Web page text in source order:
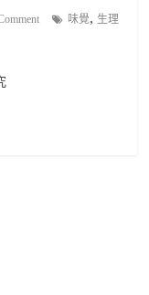
味覺, 生理